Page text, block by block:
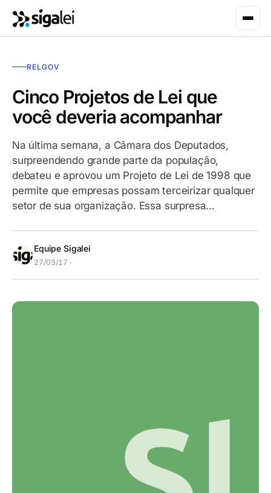
RELGOV
Cinco Projetos de Lei que
você deveria acompanhar
Na última semana, a Câmara dos Deputados,
surpreendendo grande parte da população,
debateu e aprovou um Projeto de Lei de 1998 que
permite que empresas possam terceirizar qualquer
setor de sua organização. Essa surpresa…
Equipe Sigalei
27/03/17 ·